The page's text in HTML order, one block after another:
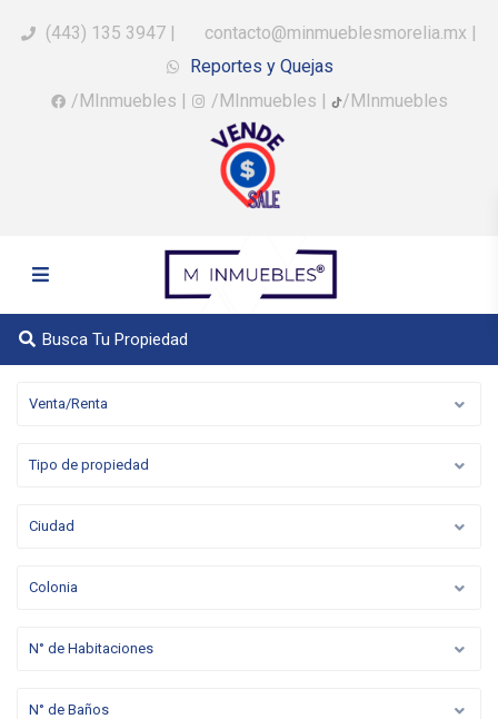
(443) 135 3947 | contacto@minmueblesmorelia.mx |
Reportes y Quejas
/MInmuebles | /MInmuebles | /MInmuebles
Busca Tu Propiedad
Venta/Renta
Tipo de propiedad
Ciudad
Colonia
N° de Habitaciones
N° de Baños